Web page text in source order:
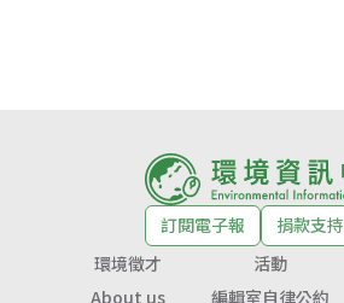
訂閱電子報
捐款支持
環境徵才
活動
About us
編輯室自律公約